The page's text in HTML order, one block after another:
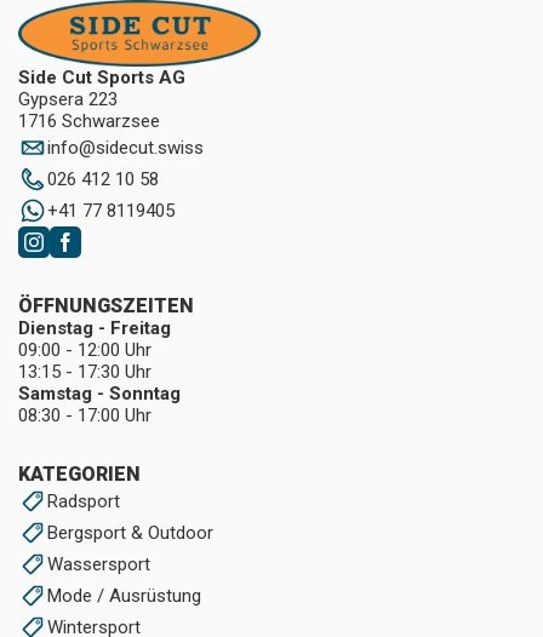
Side Cut Sports AG
Gypsera 223
1716 Schwarzsee
info@sidecut.swiss
026 412 10 58
+41 77 8119405
KATEGORIEN
Radsport
Bergsport & Outdoor
Wassersport
Mode / Ausrüstung
Wintersport
ÖFFNUNGSZEITEN
Dienstag - Freitag
09:00 - 12:00 Uhr
13:15 - 17:30 Uhr
Samstag - Sonntag
08:30 - 17:00 Uhr